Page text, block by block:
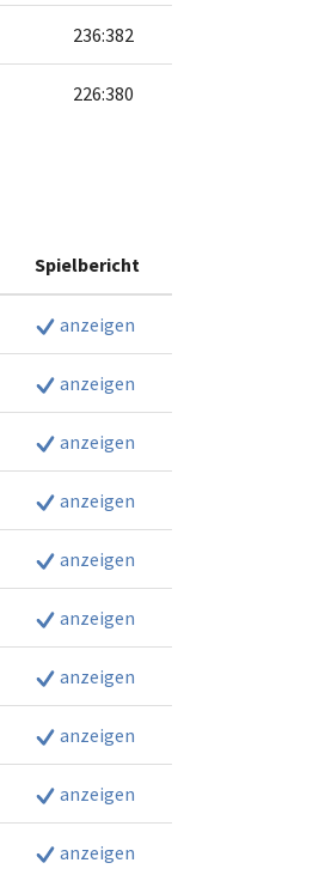
236:382
226:380
Spielbericht
anzeigen
anzeigen
anzeigen
anzeigen
anzeigen
anzeigen
anzeigen
anzeigen
anzeigen
anzeigen